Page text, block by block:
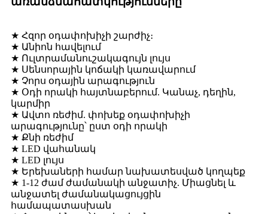
★ Հզոր օդափոխիչի շարժիչ։
★ Անիոն հավելում
★ Ուլտրամանուշակագույն լույս
★ Սենսորային կոճակի կառավարում
★ Չորս օդային արագություն
★ Օդի որակի հայտնաբերում. Կանաչ, դեղին,
կարմիր
★ Ավտո ռեժիմ. փոխեք օդափոխիչի
արագությունը՝ ըստ օդի որակի
★ Քնի ռեժիմ
★ LED վահանակ
★ LED լույս
★ Երեխաների համար նախատեսված կողպեք
★ 1-12 ժամ ժամանակի անջատիչ. Միացնել և
անջատել ժամանակացույցին
համապատասխան